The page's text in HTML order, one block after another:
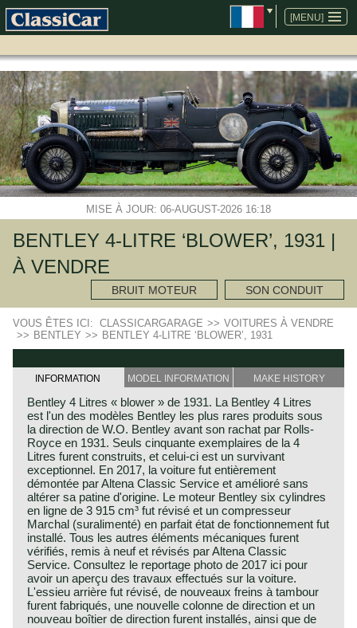
[MENU]
ALLER
AU
CONTENU
MISE À JOUR: 06-AUGUST-2026 16:18
BENTLEY 4-LITRE ‘BLOWER’, 1931 |
À VENDRE
BRUIT MOTEUR SON CONDUIT
VOUS ÊTES ICI: CLASSICARGARAGE >> VOITURES À VENDRE
>> BENTLEY >> BENTLEY 4-LITRE ‘BLOWER’, 1931
INFORMATION MODEL INFORMATION MAKE HISTORY
Bentley 4 Litres « blower » de 1931. La Bentley 4 Litres
est l'un des modèles Bentley les plus rares produits sous
la direction de W.O. Bentley avant son rachat par Rolls-
Royce en 1931. Seuls cinquante exemplaires de la 4
Litres furent construits, et celui-ci est un survivant
exceptionnel. En 2017, la voiture fut entièrement
démontée par Altena Classic Service et amélioré sans
altérer sa patine d'origine. Le moteur Bentley six cylindres
en ligne de 3 915 cm³ fut révisé et un compresseur
Marchal (suralimenté) en parfait état de fonctionnement fut
installé. Tous les autres éléments mécaniques furent
vérifiés, remis à neuf et révisés par Altena Classic
Service. Consultez le reportage photo de 2017 ici pour
avoir un aperçu des travaux effectués sur la voiture.
L'essieu arrière fut révisé, de nouveaux freins à tambour
furent fabriqués, une nouvelle colonne de direction et un
nouveau boîtier de direction furent installés, ainsi que de